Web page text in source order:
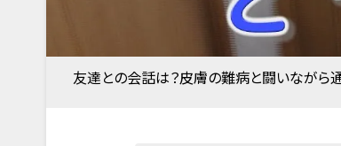
友達との会話は？皮膚の難病と闘いながら